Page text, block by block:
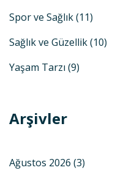
Spor ve Sağlık(11)
Sağlık ve Güzellik(10)
Yaşam Tarzı (9)
Arşivler
Ağustos 2026 (3)